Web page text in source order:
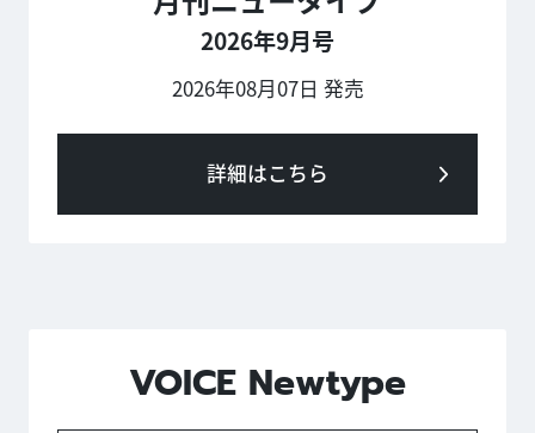
2026年9月号
2026年08月07日 発売
詳細はこちら
VOICE Newtype